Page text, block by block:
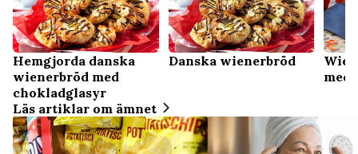
Hemgjorda danska
wienerbröd med
chokladglasyr
Danska wienerbröd
med
Läs artiklar om ämnet